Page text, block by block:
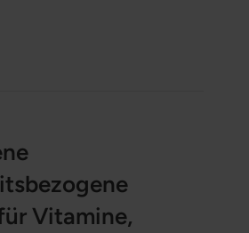
varmt. Der Körper muss
eine stabile
was im Körper passiert
unterstützt.
Vitamine,